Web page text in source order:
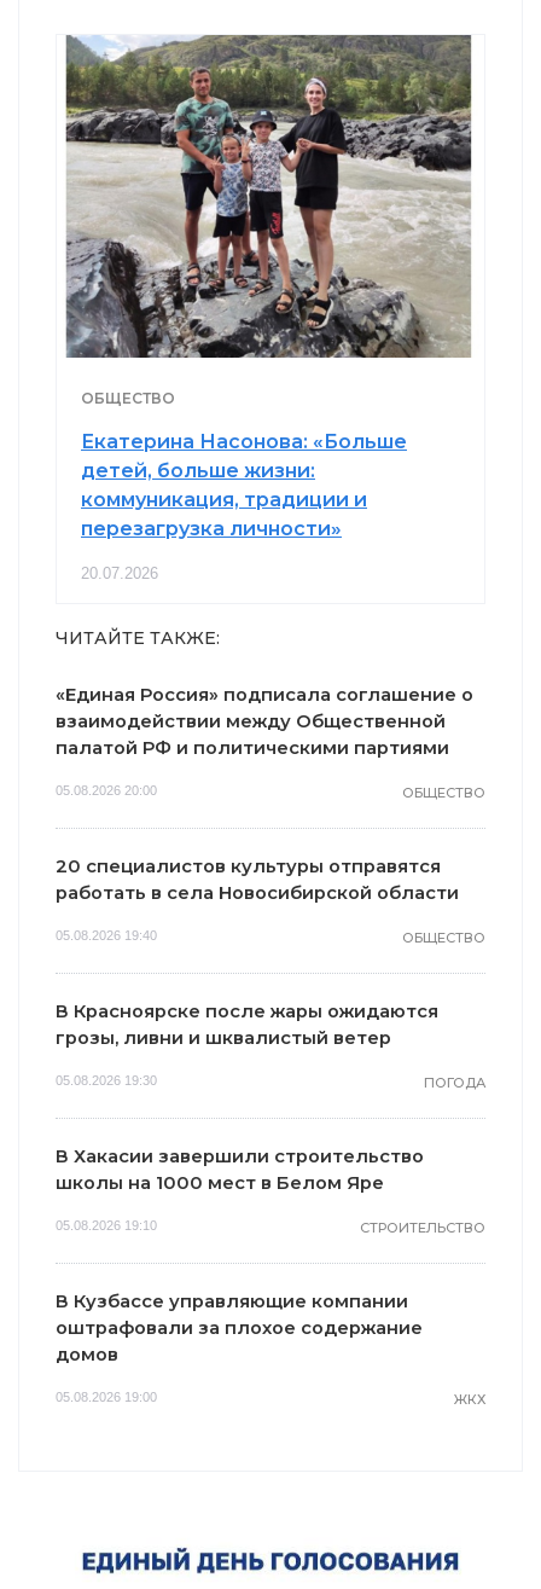
ОБЩЕСТВО
Екатерина Насонова: «Больше
детей, больше жизни:
коммуникация, традиции и
перезагрузка личности»
20.07.2026
ЧИТАЙТЕ ТАКЖЕ:
«Единая Россия» подписала соглашение о
взаимодействии между Общественной
палатой РФ и политическими партиями
05.08.2026 20:00 ОБЩЕСТВО
20 специалистов культуры отправятся
работать в села Новосибирской области
05.08.2026 19:40 ОБЩЕСТВО
В Красноярске после жары ожидаются
грозы, ливни и шквалистый ветер
05.08.2026 19:30 ПОГОДА
В Хакасии завершили строительство
школы на 1000 мест в Белом Яре
05.08.2026 19:10 СТРОИТЕЛЬСТВО
В Кузбассе управляющие компании
оштрафовали за плохое содержание
домов
05.08.2026 19:00 ЖКХ